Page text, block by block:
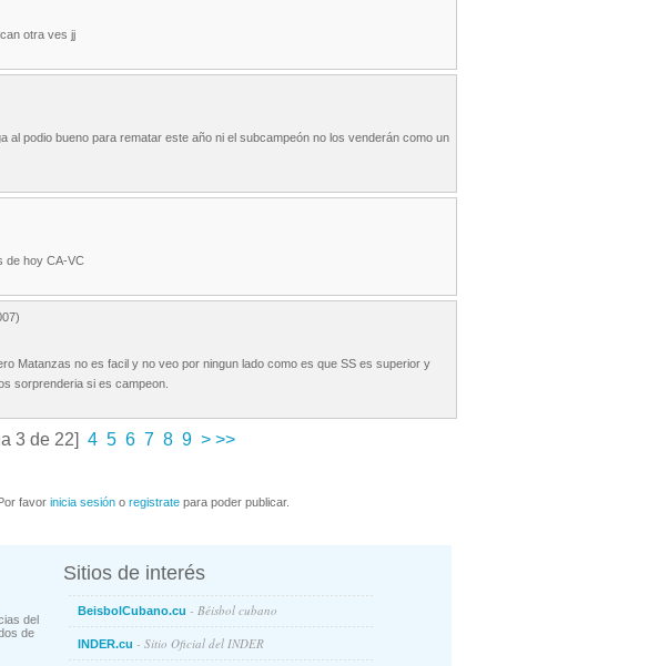
otra ves jj
al podio bueno para rematar este año ni el subcampeón no los venderán como un
de hoy CA-VC
Matanzas no es facil y no veo por ningun lado como es que SS es superior y
sorprenderia si es campeon.
3 de 22] 4 5 6 7 8 9 > >>
favor inicia sesión o registrate para poder publicar.
del
de
Sitios de interés
BeisbolCubano.cu - Béisbol cubano
INDER.cu - Sitio Oficial del INDER